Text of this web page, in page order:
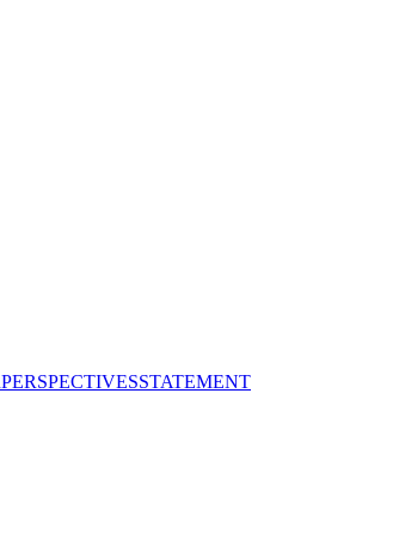
PERSPECTIVESSTATEMENT